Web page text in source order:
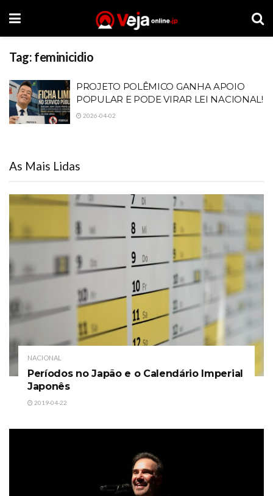
Tag: feminicidio
PROJETO POLÊMICO GANHA APOIO
POPULAR E PODE VIRAR LEI NACIONAL!
2026-04-02
As Mais Lidas
NACIONAL
Períodos no Japão e o Calendário Imperial
Japonês
2019-04-22